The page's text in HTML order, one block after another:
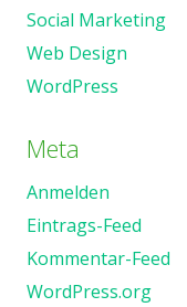
Social Marketing
Web Design
WordPress
Meta
Anmelden
Eintrags-Feed
Kommentar-Feed
WordPress.org